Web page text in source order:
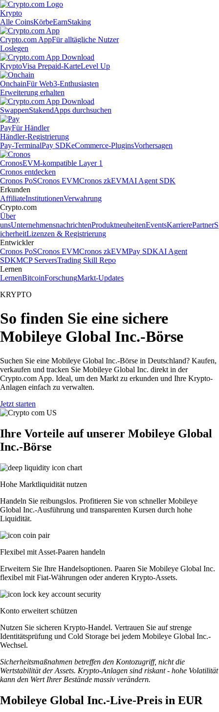
Krypto
Alle CoinsKörbeEarnStaking
Crypto.com AppFür alltägliche Nutzer
Loslegen
KryptoVisa Prepaid-KarteLevel Up
OnchainFür Web3-Enthusiasten
Erweiterung erhalten
SwappenStakendApps durchsuchen
PayFür Händler
Händler-Registrierung
Pay-TerminalPay SDKeCommerce-PluginsVorhersagen
CronosEVM-kompatible Layer 1
Cronos entdecken
Cronos PoSCronos EVMCronos zkEVMAI Agent SDK
Erkunden
AffiliateInstitutionenVerwahrung
Crypto.com
Über
unsUnternehmensnachrichtenProduktneuheitenEventsKarrierePartnerS
icherheitLizenzen & Registrierung
Entwickler
Cronos PoSCronos EVMCronos zkEVMPay SDKAI Agent
SDKMCP ServersTrading Skill Repo
Lernen
LernenBitcoinForschungMarkt-Updates
KRYPTO
So finden Sie eine sichere
Mobileye Global Inc.-Börse
Suchen Sie eine Mobileye Global Inc.-Börse in Deutschland? Kaufen,
verkaufen und tracken Sie Mobileye Global Inc. direkt in der
Crypto.com App. Ideal, um den Markt zu erkunden und Ihre Krypto-
Anlagen einfach zu verwalten.
Jetzt starten
Ihre Vorteile auf unserer Mobileye Global
Inc.-Börse
Hohe Marktliquidität nutzen
Handeln Sie reibungslos. Profitieren Sie von schneller Mobileye
Global Inc.-Ausführung und transparenten Kursen durch hohe
Liquidität.
Flexibel mit Asset-Paaren handeln
Erweitern Sie Ihre Handelsoptionen. Paaren Sie Mobileye Global Inc.
flexibel mit Fiat-Währungen oder anderen Krypto-Assets.
Konto erweitert schützen
Nutzen Sie sicheren Krypto-Handel. Vertrauen Sie auf strenge
Identitätsprüfung und Cold Storage bei jedem Mobileye Global Inc.-
Wechsel.
Sicherheitsmaßnahmen betreffen den Kontozugriff, nicht die
Wertstabilität der Assets. Krypto-Anlagen sind riskant - hohe Volatilität
kann den Wert Ihrer Bestände massiv verändern.
Mobileye Global Inc.-Live-Preis in EUR